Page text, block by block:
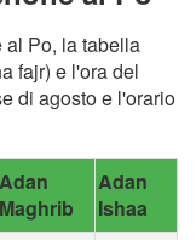
al Po, la tabella
fajr) e l'ora del
di agosto e l'orario
Adan
Maghrib
Adan
Ishaa